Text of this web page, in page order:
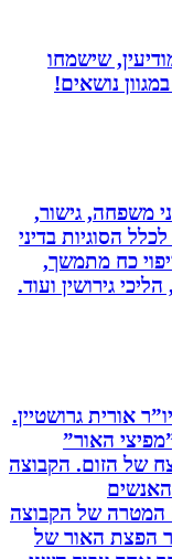
שישמחו
נושאים!
גישור,
בדיני
כח מתמשך,
ועוד.
גרושטיין.
האור”
הזום. הקבוצה
של הקבוצה
האור של